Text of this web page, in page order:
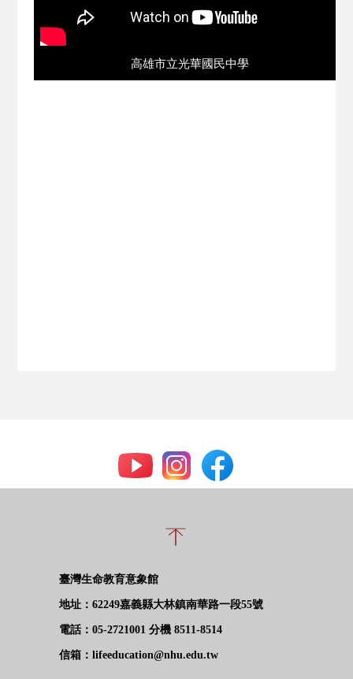
高雄市立光華國民中學
臺灣生命教育意象館
地址：62249嘉義縣大林鎮南華路一段55號
電話： 05-2721001 分機 8511-8514
信箱：lifeeducation@nhu.edu.tw